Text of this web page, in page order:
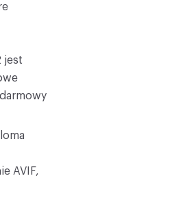
jest
AVIF,